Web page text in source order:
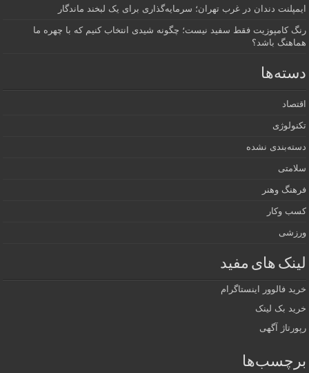
ایمپلنت دندان در غرب تهران؛ سرمایه‌گذاری برای یک لبخند ماندگار
رنگ کامپوزیت فقط سفید نیست؛ چگونه شیدی انتخاب کنیم که با چهره ما
هماهنگ باشد؟
دسته‌ها
اقتصاد
تکنولوژی
دسته‌بندی نشده
سلامتی
فرهنگ وهنر
کسب وکار
ورزشی
لینک های مفید
خرید فالوور اینستاگرام
خرید بک لینک
رپورتاژ آگهی
برچسب‌ها